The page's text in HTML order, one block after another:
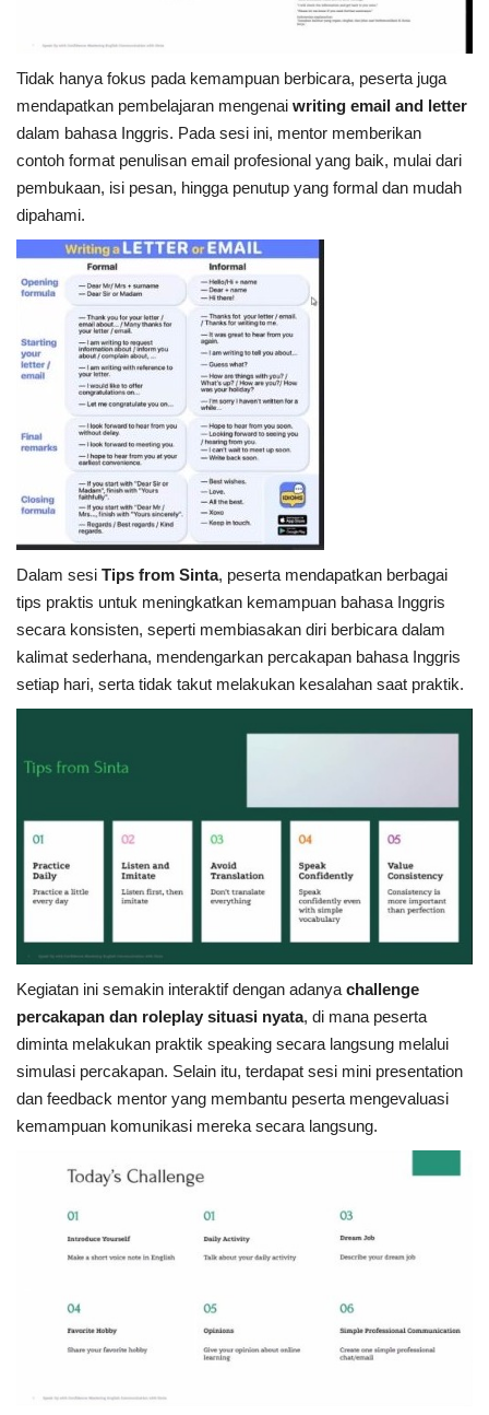
Tidak hanya fokus pada kemampuan berbicara, peserta juga
mendapatkan pembelajaran mengenai writing email and letter
dalam bahasa Inggris. Pada sesi ini, mentor memberikan
contoh format penulisan email profesional yang baik, mulai dari
pembukaan, isi pesan, hingga penutup yang formal dan mudah
dipahami.
Dalam sesi Tips from Sinta, peserta mendapatkan berbagai
tips praktis untuk meningkatkan kemampuan bahasa Inggris
secara konsisten, seperti membiasakan diri berbicara dalam
kalimat sederhana, mendengarkan percakapan bahasa Inggris
setiap hari, serta tidak takut melakukan kesalahan saat praktik.
Kegiatan ini semakin interaktif dengan adanya challenge
percakapan dan roleplay situasi nyata, di mana peserta
diminta melakukan praktik speaking secara langsung melalui
simulasi percakapan. Selain itu, terdapat sesi mini presentation
dan feedback mentor yang membantu peserta mengevaluasi
kemampuan komunikasi mereka secara langsung.